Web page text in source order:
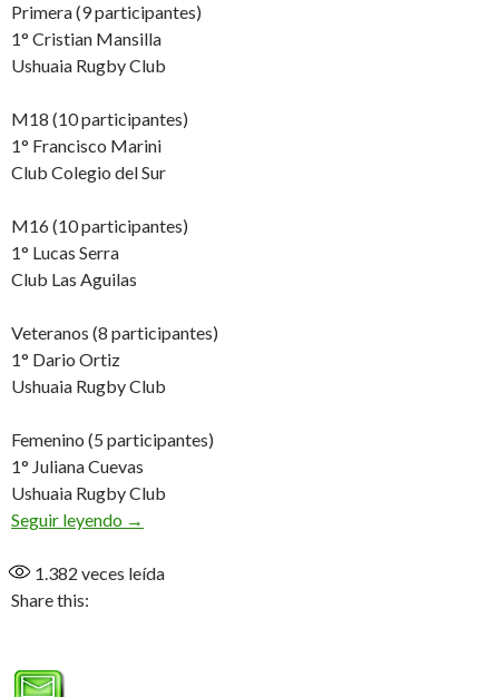
Primera (9 participantes)
1° Cristian Mansilla
Ushuaia Rugby Club
M18 (10 participantes)
1° Francisco Marini
Club Colegio del Sur
M16 (10 participantes)
1° Lucas Serra
Club Las Aguilas
Veteranos (8 participantes)
1° Dario Ortiz
Ushuaia Rugby Club
Femenino (5 participantes)
1° Juliana Cuevas
Ushuaia Rugby Club
Seguir leyendo «La idea fue hacer un evento recreativo para los
→
1.382 veces leída
Share this: